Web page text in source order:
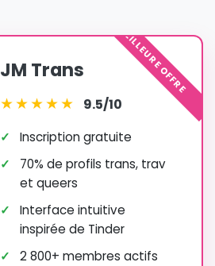
MEILLEURE OFFRE
JM Trans
★★★★★ 9.5/10
✓
Inscription gratuite
✓
70% de profils trans, trav
et queers
✓
Interface intuitive
inspirée de Tinder
✓
2 800+ membres actifs